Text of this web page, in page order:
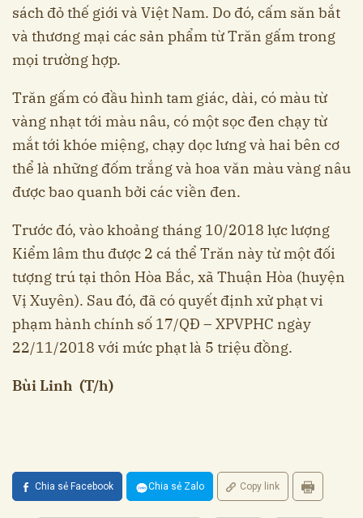
sách đỏ thế giới và Việt Nam. Do đó, cấm săn bắt
và thương mại các sản phẩm từ Trăn gấm trong
mọi trường hợp.
Trăn gấm có đầu hình tam giác, dài, có màu từ
vàng nhạt tới màu nâu, có một sọc đen chạy từ
mắt tới khóe miệng, chạy dọc lưng và hai bên cơ
thể là những đốm trắng và hoa văn màu vàng nâu
được bao quanh bởi các viền đen.
Trước đó, vào khoảng tháng 10/2018 lực lượng
Kiểm lâm thu được 2 cá thể Trăn này từ một đối
tượng trú tại thôn Hòa Bắc, xã Thuận Hòa (huyện
Vị Xuyên). Sau đó, đã có quyết định xử phạt vi
phạm hành chính số 17/QĐ – XPVPHC ngày
22/11/2018 với mức phạt là 5 triệu đồng.
Bùi Linh (T/h)
Chia sẻ Facebook Chia sẻ Zalo Copy link